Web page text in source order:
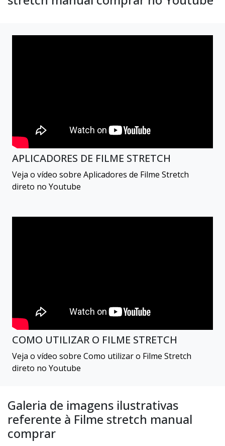
APLICADORES DE FILME STRETCH
Veja o vídeo sobre Aplicadores de Filme Stretch
direto no Youtube
COMO UTILIZAR O FILME STRETCH
Veja o vídeo sobre Como utilizar o Filme Stretch
direto no Youtube
Galeria de imagens ilustrativas
referente à Filme stretch manual
comprar